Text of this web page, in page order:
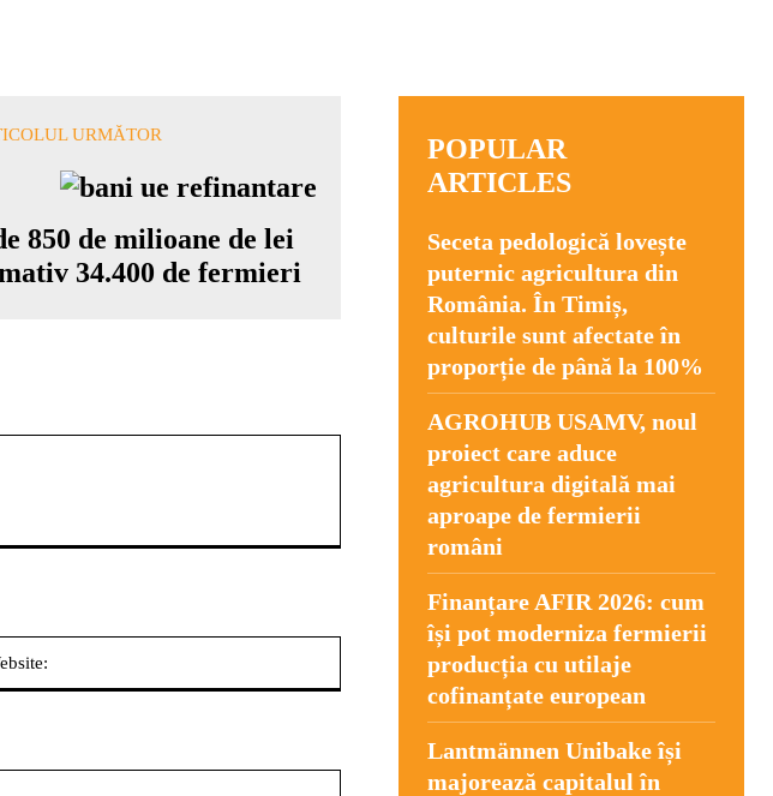
URMĂTOR
850 de milioane de lei
34.400 de fermieri
POPULAR
ARTICLES
Seceta pedologică lovește
puternic agricultura din
România. În Timiș,
culturile sunt afectate în
proporție de până la 100%
AGROHUB USAMV, noul
proiect care aduce
agricultura digitală mai
aproape de fermierii
români
Finanțare AFIR 2026: cum
își pot moderniza fermierii
producția cu utilaje
cofinanțate european
Lantmännen Unibake își
majorează capitalul în